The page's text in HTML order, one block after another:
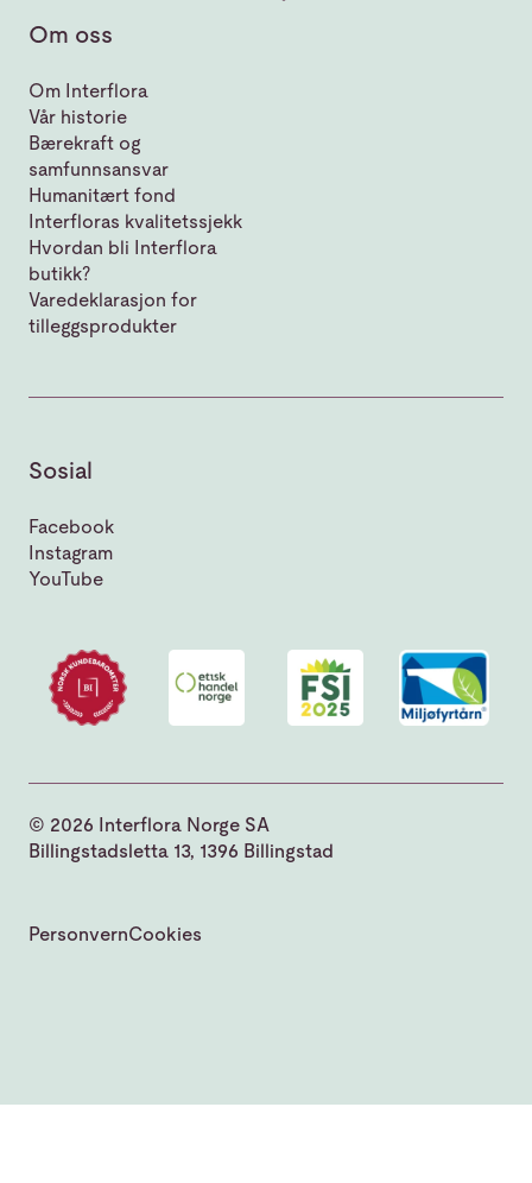
Om oss
Om Interflora
Vår historie
Bærekraft og
samfunnsansvar
Humanitært fond
Interfloras kvalitetssjekk
Hvordan bli Interflora
butikk?
Varedeklarasjon for
tilleggsprodukter
Sosial
Facebook
Instagram
YouTube
© 2026 Interflora Norge SA
Billingstadsletta 13, 1396 Billingstad
PersonvernCookies